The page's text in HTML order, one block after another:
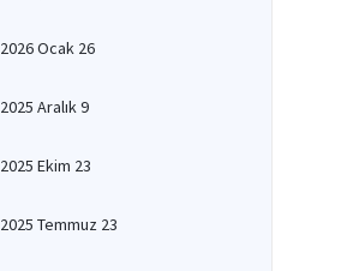
2026 Ocak 26
2025 Aralık 9
2025 Ekim 23
2025 Temmuz 23